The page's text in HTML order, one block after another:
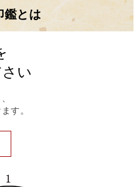
鑑とは
い
す。